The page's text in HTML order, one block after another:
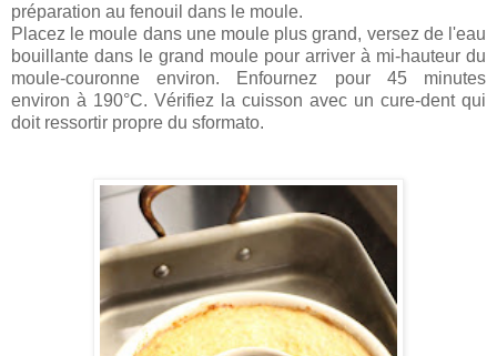
préparation au fenouil dans le moule.
Placez le moule dans une moule plus grand, versez de l'eau
bouillante dans le grand moule pour arriver à mi-hauteur du
moule-couronne environ. Enfournez pour 45 minutes
environ à 190°C. Vérifiez la cuisson avec un cure-dent qui
doit ressortir propre du sformato.